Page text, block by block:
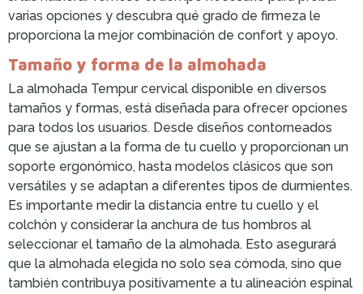
varias opciones y descubra qué grado de firmeza le
proporciona la mejor combinación de confort y apoyo.
Tamaño y forma de la almohada
La almohada Tempur cervical disponible en diversos
tamaños y formas, está diseñada para ofrecer opciones
para todos los usuarios. Desde diseños contorneados
que se ajustan a la forma de tu cuello y proporcionan un
soporte ergonómico, hasta modelos clásicos que son
versátiles y se adaptan a diferentes tipos de durmientes.
Es importante medir la distancia entre tu cuello y el
colchón y considerar la anchura de tus hombros al
seleccionar el tamaño de la almohada. Esto asegurará
que la almohada elegida no solo sea cómoda, sino que
también contribuya positivamente a tu alineación espinal